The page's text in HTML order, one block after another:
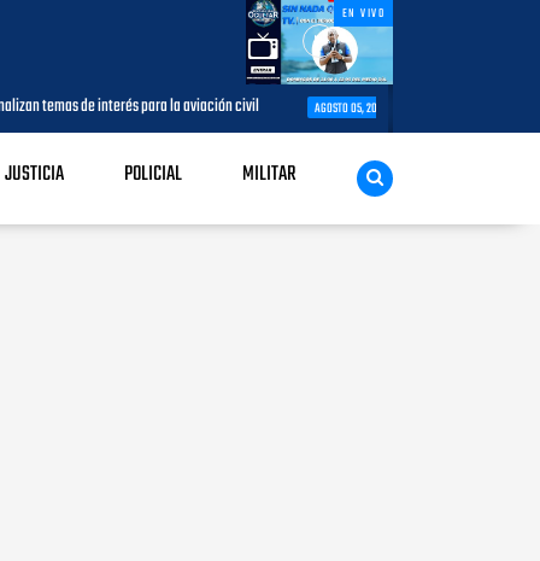
EN VIVO
interés para la aviación civil AGOSTO 05, 2026 Más de 7,7 millones de visitantes
JUSTICIA POLICIAL MILITAR